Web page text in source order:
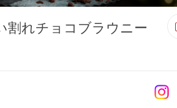
割れチョコブラウニー